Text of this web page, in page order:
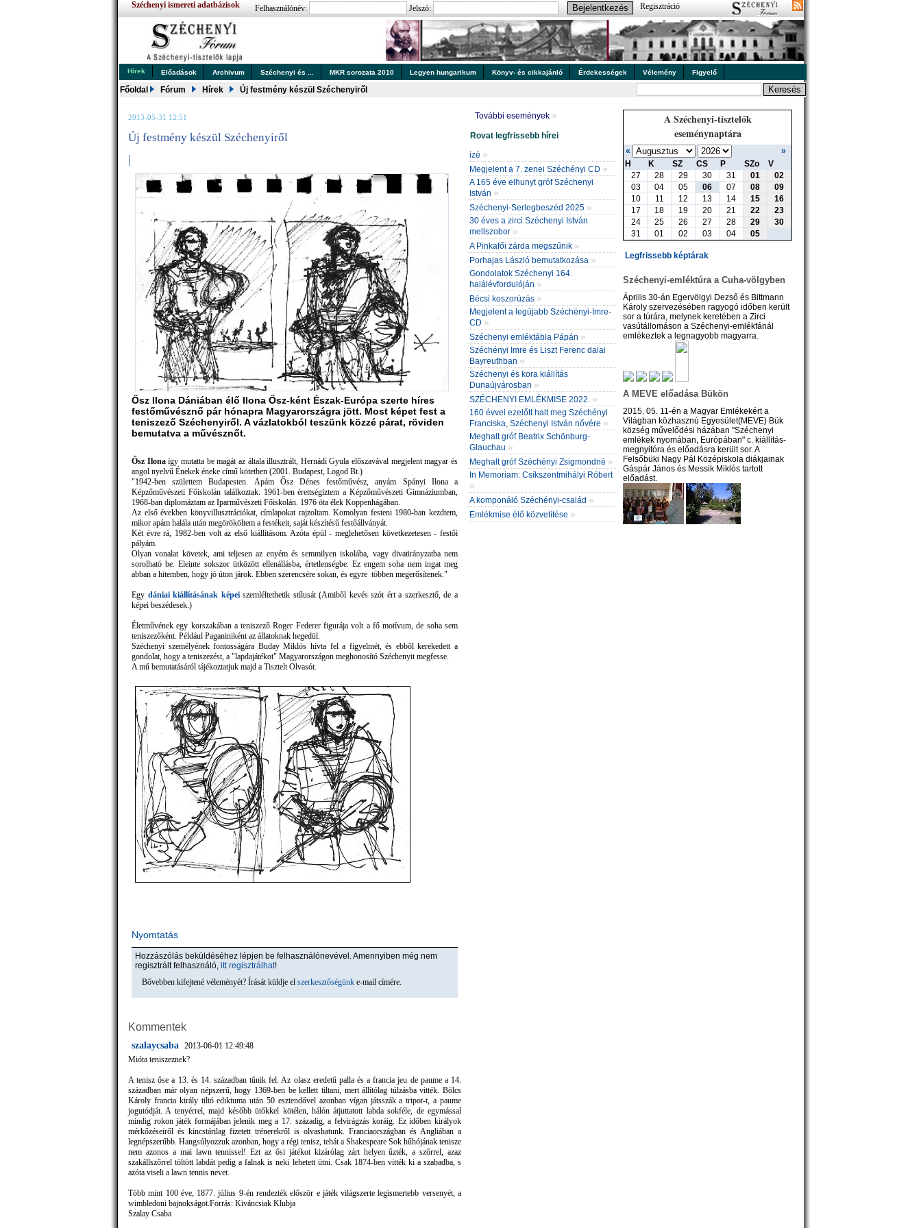
Széchenyi ismereti adatbázisok Felhasználónév: Jelszó: Regisztráció
Hírek Előadások Archivum Széchenyi és ... MKR sorozata 2010 Legyen hungarikum Könyv- és cikkajánló Érdekességek Vélemény Figyelő
Főoldal Fórum Hírek Új festmény készül Széchenyiről
2013-05-31 12:51
Új festmény készül Széchenyiről
|
Ősz Ilona Dániában élő Ilona Ősz-ként Észak-Európa szerte híres
festőművésznő pár hónapra Magyarországra jött. Most képet fest a
teniszező Széchenyiről. A vázlatokból teszünk közzé párat, röviden
bemutatva a művésznőt.
Ősz Ilonaígy mutatta be magát az általa illusztrált, Hernádi Gyula előszavával megjelent magyar és
angol nyelvű Énekek éneke című kötetben (2001. Budapest, Logod Bt.)
"1942-ben születtem Budapesten. Apám Ősz Dénes festőművész, anyám Spányi Ilona a
Képzőművészeti Főiskolán találkoztak. 1961-ben érettségiztem a Képzőművészeti Gimnáziumban,
1968-ban diplomáztam az Iparművészeti Főiskolán. 1976 óta élek Koppenhágában.
Az első években könyvillusztrációkat, címlapokat rajzoltam. Komolyan festeni 1980-ban kezdtem,
mikor apám halála után megörököltem a festékeit, saját készítésű festőállványát.
Két évre rá, 1982-ben volt az első kiállításom. Azóta épül - meglehetősen következetesen - festői
pályám.
Olyan vonalat követek, ami teljesen az enyém és semmilyen iskolába, vagy divatirányzatba nem
sorolható be. Eleinte sokszor ütközött ellenállásba, értetlenségbe. Ez engem soha nem ingat meg
abban a hitemben, hogy jó úton járok. Ebben szerencsére sokan, és egyre többen megerősítenek."
Egy dániai kiállításának képeiszemléltethetik stílusát (Amiből kevés szót ért a szerkesztő, de a
képei beszédesek.)
Életművének egy korszakában a teniszező Roger Federer figurája volt a fő motívum, de soha sem
teniszezőként. Például Paganiniként az állatoknak hegedül.
Széchenyi személyének fontosságára Buday Miklós hívta fel a figyelmét, és ebből kerekedett a
gondolat, hogy a teniszezést, a "lapdajátékot" Magyarországon meghonosító Széchenyit megfesse.
A mű bemutatásáról tájékoztatjuk majd a Tisztelt Olvasót.
Nyomtatás
Hozzászólás beküldéséhez lépjen be felhasználónevével. Amennyiben még nem
regisztrált felhasználó, itt regisztrálhat!
Bővebben kifejtené véleményét? Írását küldje el szerkesztőségünk e-mail címére.
Kommentek
szalaycsaba 2013-06-01 12:49:48
Mióta teniszeznek?
A tenisz őse a 13. és 14. században tűnik fel. Az olasz eredetű palla és a francia jeu de paume a 14.
században már olyan népszerű, hogy 1369-ben be kellett tiltani, mert állítólag túlzásba vitték. Bölcs
Károly francia király tiltó ediktuma után 50 esztendővel azonban vígan játsszák a tripot-t, a paume
jogutódját. A tenyérrel, majd később ütőkkel kötélen, hálón átjuttatott labda sokféle, de egymással
mindig rokon játék formájában jelenik meg a 17. századig, a felvirágzás koráig. Ez időben királyok
mérkőzéseiről és kincstárilag fizetett trénerekről is olvashatunk. Franciaországban és Angliában a
legnépszerűbb. Hangsúlyozzuk azonban, hogy a régi tenisz, tehát a Shakespeare Sok hűhójának tenisze
nem azonos a mai lawn tennissel! Ezt az ősi játékot kizárólag zárt helyen űzték, a szőrrel, azaz
szakállszőrrel töltött labdát pedig a falnak is neki lehetett ütni. Csak 1874-ben vitték ki a szabadba, s
azóta viseli a lawn tennis nevet.
Több mint 100 éve, 1877. július 9-én rendezték először e játék világszerte legismertebb versenyét, a
wimbledoni bajnokságot.Forrás: Kiváncsiak Klubja
Szalay Csaba
További események »
Rovat legfrissebb hírei
izé »
Megjelent a 7. zenei Széchényi CD »
A 165 éve elhunyt gróf Széchenyi
István »
Széchenyi-Serlegbeszéd 2025 »
30 éves a zirci Széchenyi István
mellszobor »
A Pinkafői zárda megszűnik »
Porhajas László bemutatkozása »
Gondolatok Széchenyi 164.
halálévfordulóján »
Bécsi koszorúzás »
Megjelent a legújabb Széchényi-Imre-
CD »
Széchenyi emléktábla Pápán »
Széchényi Imre és Liszt Ferenc dalai
Bayreuthban »
Széchenyi és kora kiállítás
Dunaújvárosban »
SZÉCHENYI EMLÉKMISE 2022. »
160 évvel ezelőtt halt meg Széchényi
Franciska, Széchenyi István nővére »
Meghalt gróf Beatrix Schönburg-
Glauchau »
Meghalt gróf Széchényi Zsigmondné »
In Memoriam: Csíkszentmihályi Róbert
»
A komponáló Széchényi-család »
Emlékmise élő közvetítése »
A Széchenyi-tisztelők
eseménynaptára
«
»
H
K SZ CS P SZo
V
27
28 29 30 31 01
02
03
04 05 06 07 08
09
10
11 12 13 14 15
16
17
18 19 20 21 22
23
24
25 26 27 28 29
30
31
01 02 03 04 05
Legfrissebb képtárak
Széchenyi-emléktúra a Cuha-völgyben
Április 30-án Egervölgyi Dezső és Bittmann
Károly szervezésében ragyogó időben került
sor a túrára, melynek keretében a Zirci
vasútállomáson a Széchenyi-emlékfánál
emlékeztek a legnagyobb magyarra.
A MEVE előadása Bükön
2015. 05. 11-én a Magyar Emlékekért a
Világban közhasznú Egyesület(MEVE) Bük
község művelődési házában "Széchenyi
emlékek nyomában, Európában" c. kiállítás-
megnyitóra és előadásra került sor. A
Felsőbüki Nagy Pál Középiskola diákjainak
Gáspár János és Messik Miklós tartott
előadást.